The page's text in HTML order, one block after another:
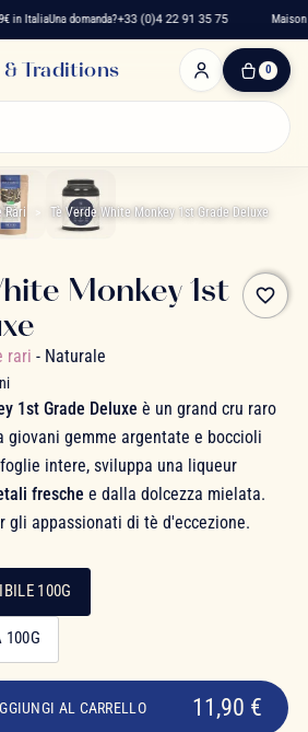
ItaliaUna domanda?+33 (0)4 22 91 35 75 Maison
& Traditions 0
0
Mio
Rari Tè Verde White Monkey 1st Grade Deluxe
favorite_border
Monkey 1st
rari - Naturale
1st Grade Deluxe è un grand cru raro
giovani gemme argentate e boccioli
intere, sviluppa una liqueur
fresche e dalla dolcezza mielata.
gli appassionati di tè d'eccezione.
100G
100G
AL CARRELLO 11,90 €